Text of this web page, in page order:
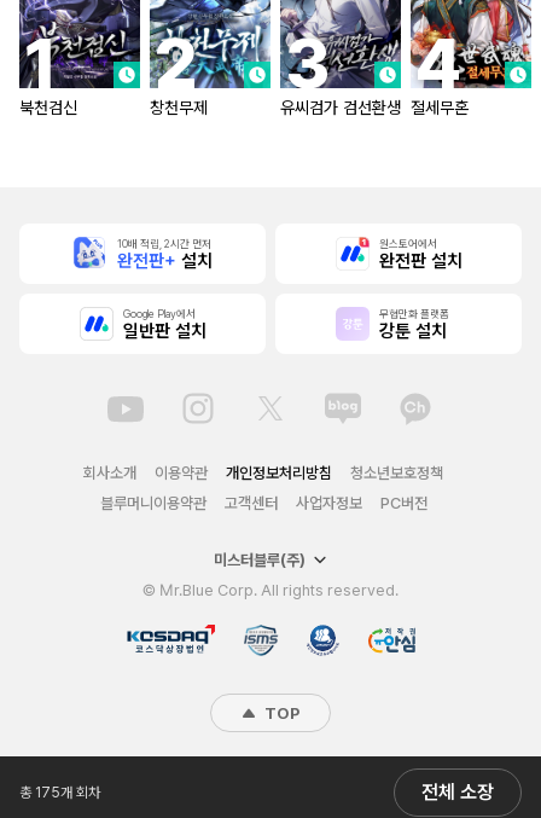
북천검신 창천무제 유씨검가 검선환생 절세무혼
총 175개 회차 전체 소장
10배 적립, 2시간 먼저
완전판+ 설치
원스토어에서
완전판 설치
Google Play에서
일반판 설치
무협만화 플랫폼
강툰 설치
회사소개 이용약관 개인정보처리방침
청소년보호정책
블루머니이용약관
고객센터 사업자정보 PC버전
미스터블루(주)
© Mr.Blue Corp. All rights reserved.
TOP